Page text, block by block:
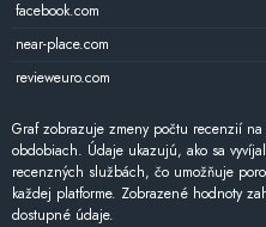
facebook.com
near-place.com
revieweuro.com
Graf zobrazuje zmeny počtu recenzií
obdobiach. Údaje ukazujú, ako sa
recenzných službách, čo umožňuje
každej platforme. Zobrazené hodnoty
dostupné údaje.